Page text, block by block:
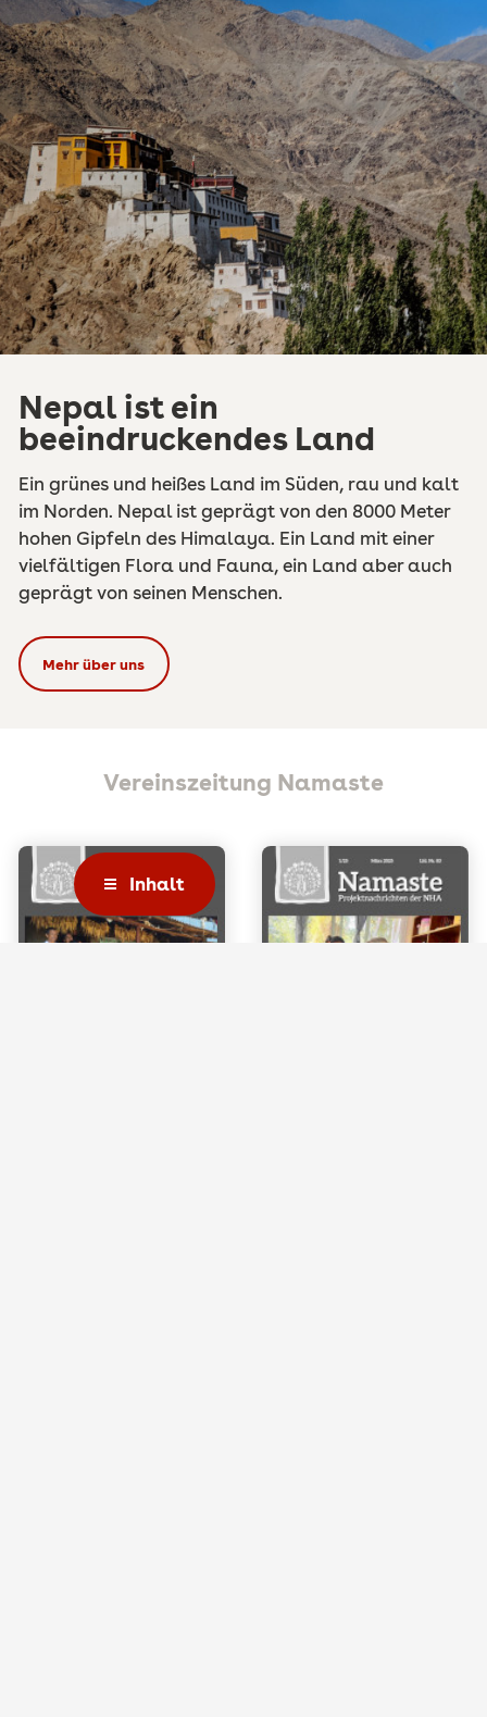
Inhalt
Nepal ist ein
beeindruckendes Land
Ein grünes und heißes Land im Süden, rau und kalt
im Norden. Nepal ist geprägt von den 8000 Meter
hohen Gipfeln des Himalaya. Ein Land mit einer
vielfältigen Flora und Fauna, ein Land aber auch
geprägt von seinen Menschen.
Mehr über uns
Vereinszeitung Namaste